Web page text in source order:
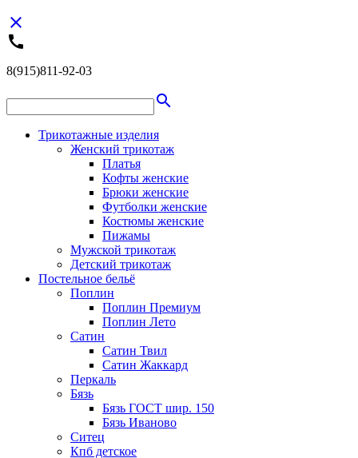
close
call
8(915)811-92-03
search
Трикотажные изделия
Женский трикотаж
Платья
Кофты женские
Брюки женские
Футболки женские
Костюмы женские
Пижамы
Мужской трикотаж
Детский трикотаж
Постельное бельё
Поплин
Поплин Премиум
Поплин Лето
Сатин
Сатин Твил
Сатин Жаккард
Перкаль
Бязь
Бязь ГОСТ шир. 150
Бязь Иваново
Ситец
Кпб детское